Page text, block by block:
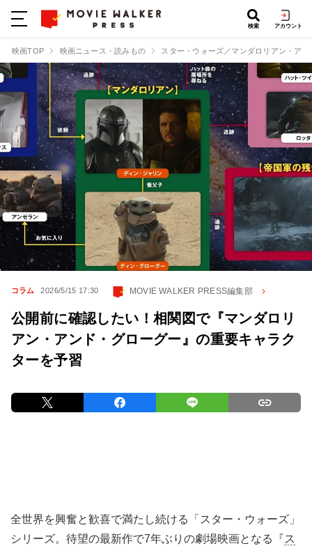
検索 アカウント
映画TOP 映画ニュース・読みもの スター・ウォーズ／マンダロリアン・ア
コラム 2026/5/15 17:30 MOVIE WALKER PRESS編集部
公開前に確認したい！相関図で『マンダロリ
アン・アンド・グローグー』の重要キャラク
ターを予習
全世界を興奮と歓喜で満たし続ける「スター・ウォーズ」
シリーズ。待望の最新作で7年ぶりの劇場映画となる『ス